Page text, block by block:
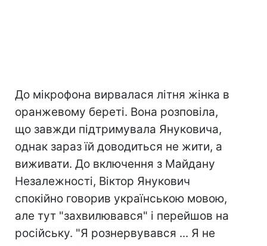
До мікрофона вирвалася літня жінка в
оранжевому береті. Вона розповіла,
що завжди підтримувала Януковича,
однак зараз їй доводиться не жити, а
виживати. До включення з Майдану
Незалежності, Віктор Янукович
спокійно говорив українською мовою,
але тут "захвилювався" і перейшов на
російську. "Я рознервувався ... Я не